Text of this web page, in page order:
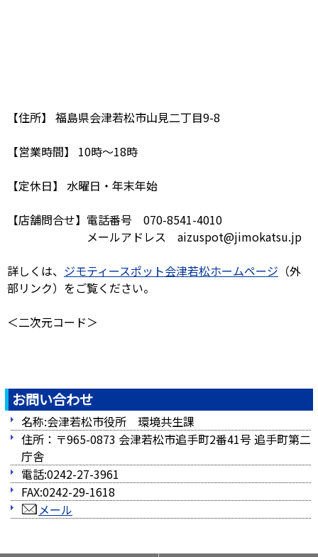
【住所】 福島県会津若松市山見二丁目9-8
【営業時間】 10時〜18時
【定休日】 水曜日・年末年始
【店舗問合せ】電話番号 070-8541-4010
メールアドレス aizuspot@jimokatsu.jp
詳しくは、 ジモティースポット会津若松ホームページ （外
部リンク）をご覧ください。
＜二次元コード＞
お問い合わせ
名称:会津若松市役所 環境共生課
住所：〒965-0873 会津若松市追手町2番41号 追手町第二
庁舎
電話:0242-27-3961
FAX:0242-29-1618
メール